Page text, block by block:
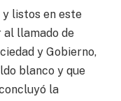
y listos en este
al llamado de
y Gobierno,
blanco y que
la